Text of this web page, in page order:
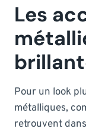
Les
Pour un look
métalliques,
retrouvent